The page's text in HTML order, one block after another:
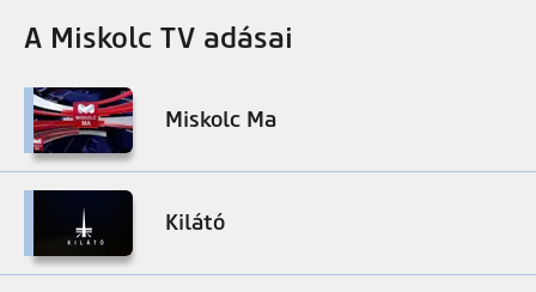
A Miskolc TV adásai
Miskolc Ma
Kilátó